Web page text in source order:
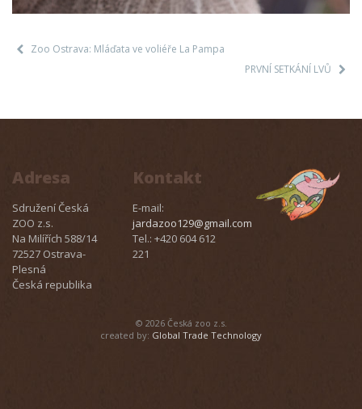
Zoo Ostrava: Mláďata ve voliéře La Pampa
PRVNÍ SETKÁNÍ LVŮ
Adresa
Sdružení Česká
ZOO z.s.
Na Milířích 588/14
72527 Ostrava-
Plesná
Česká republika
Kontakt
E-mail:
jardazoo129@gmail.com
Tel.: +420 604 612
221
© 2026 Česká zoo z.s.
created by: Global Trade Technology